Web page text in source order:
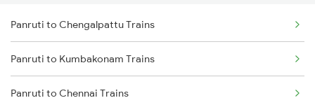
Thanjavur to Putalur Trains
Thanjavur to Cuddalore Trains
Thanjavur to Erode Trains
Panruti to Chengalpattu Trains
Panruti to Kumbakonam Trains
Panruti to Chennai Trains